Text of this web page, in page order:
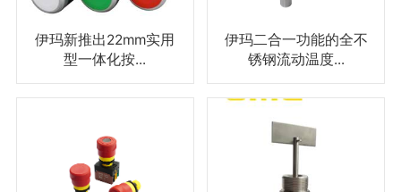
伊玛新推出22mm实用
型一体化按...
伊玛二合一功能的全不
锈钢流动温度...